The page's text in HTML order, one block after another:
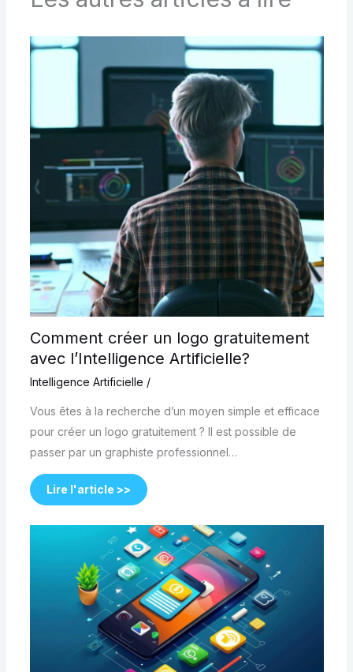
Comment créer un logo gratuitement
avec l’Intelligence Artificielle?
Intelligence Artificielle /
Vous êtes à la recherche d’un moyen simple et efficace
pour créer un logo gratuitement ? Il est possible de
passer par un graphiste professionnel…
Lire l'article >>